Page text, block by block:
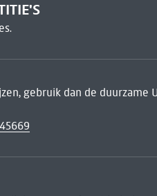
gebruik dan de duurzame